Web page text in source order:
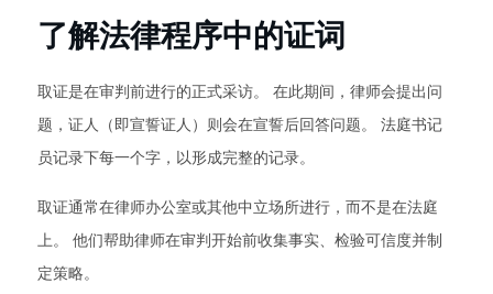
了解法律程序中的证词
取证是在审判前进行的正式采访。 在此期间，律师会提出问
题，证人（即宣誓证人）则会在宣誓后回答问题。 法庭书记
员记录下每一个字，以形成完整的记录。
取证通常在律师办公室或其他中立场所进行，而不是在法庭
上。 他们帮助律师在审判开始前收集事实、检验可信度并制
定策略。